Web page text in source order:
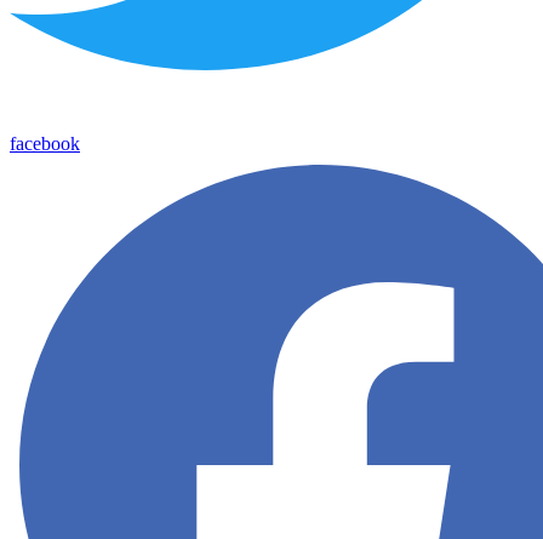
facebook